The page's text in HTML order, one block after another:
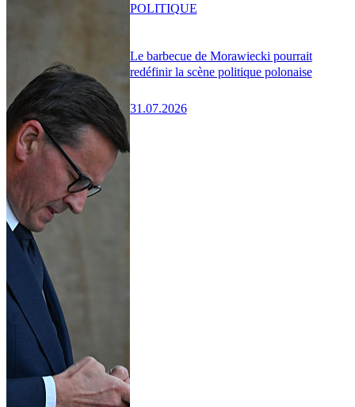
Le barbecue de Morawiecki pourrait
redéfinir la scène politique polonaise
31.07.2026
POLITIQUE